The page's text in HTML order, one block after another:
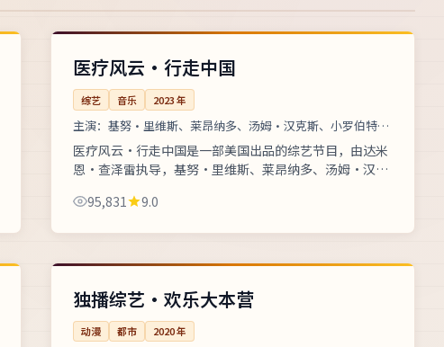
医疗风云·行走中国
综艺 音乐 2023年
主演： 基努·里维斯、莱昂纳多、汤姆·汉克斯、小罗伯特·
唐尼 等
医疗风云·行走中国是一部美国出品的综艺节目，由达米
恩·查泽雷执导，基努·里维斯、莱昂纳多、汤姆·汉克
医疗题材展现急诊室与...
95,831 9.0
美国
热播 每集40分钟
独播综艺·欢乐大本营
动漫 都市 2020年